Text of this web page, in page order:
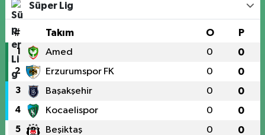
Süper Lig
# Takım O P
1 Amed 0 0
2 Erzurumspor FK 0 0
3 Başakşehir 0 0
4 Kocaelispor 0 0
5 Beşiktaş 0 0